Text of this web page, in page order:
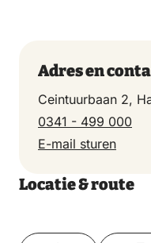
Adres en
Ceintuurbaan 2,
0341 - 499 000
E-mail sturen
Locatie & route